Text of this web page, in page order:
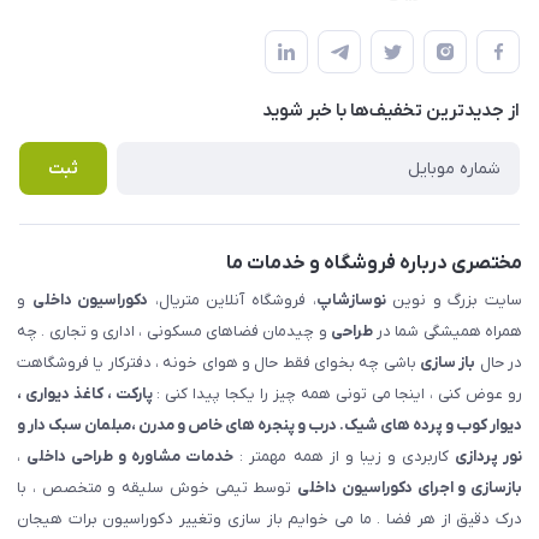
املاک مدنی - نوساز شاپ
لیست محصولات
درباره ما
قوانین و مقررات
حریم خصوصی
راهنما
پرسش های متداول
از جدید‌ترین تخفیف‌ها با‌ خبر شوید
ثبت
مختصری درباره فروشگاه و خدمات ما
سایت بزرگ و نویننوسازشاپ، فروشگاه آنلاین متریال، دکوراسیون داخلی و
همراه همیشگی شما درطراحی و چیدمان فضاهای مسکونی ، اداری و تجاری . چه
در حال باز سازی باشی چه بخوای فقط حال و هوای خونه ، دفترکار یا فروشگاهت
رو عوض کنی ، اینجا می تونی همه چیز را یکجا پیدا کنی :پارکت ، کاغذ دیواری ،
دیوار کوب و پرده های شیک. درب و پنجره های خاص و مدرن ،مبلمان سبک دار و
نور پردازی کاربردی و زیبا و از همه مهمتر : خدمات مشاوره و طراحی داخلی ،
بازسازی و اجرای دکوراسیون داخلی توسط تیمی خوش سلیقه و متخصص ، با
درک دقیق از هر فضا . ما می خوایم باز سازی وتغییر دکوراسیون برات هیجان